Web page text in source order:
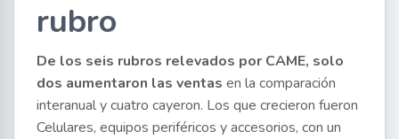
rubro
De los seis rubros relevados por CAME, solo
dos aumentaron las ventas en la comparación
interanual y cuatro cayeron. Los que crecieron fueron
Celulares, equipos periféricos y accesorios, con un